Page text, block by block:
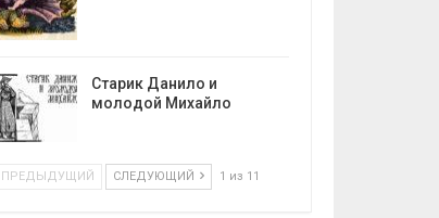
Старик Данило и
молодой Михайло
ПРЕДЫДУЩИЙ СЛЕДУЮЩИЙ 1 из 11